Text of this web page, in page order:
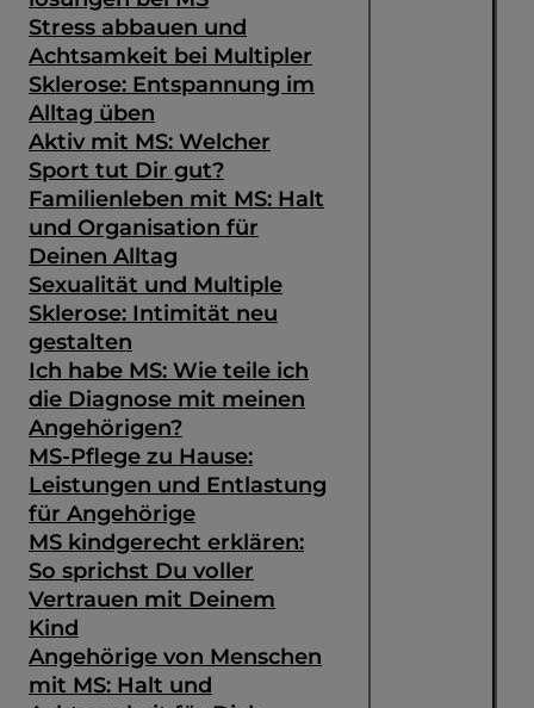
Stress abbauen und
Achtsamkeit bei Multipler
Sklerose: Entspannung im
Alltag üben
Aktiv mit MS: Welcher
Sport tut Dir gut?
Familienleben mit MS: Halt
und Organisation für
Deinen Alltag
Sexualität und Multiple
Sklerose: Intimität neu
gestalten
Ich habe MS: Wie teile ich
die Diagnose mit meinen
Angehörigen?
MS-Pflege zu Hause:
Leistungen und Entlastung
für Angehörige
MS kindgerecht erklären:
So sprichst Du voller
Vertrauen mit Deinem
Kind
Angehörige von Menschen
mit MS: Halt und